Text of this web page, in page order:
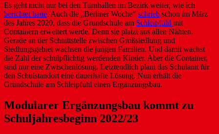
Es geht nicht nur bei den Turnhallen im Bezirk weiter, wie ich
berichtet hatte. Auch die „Berliner Woche“ schrieb schon im März
des Jahres 2020, dass die Grundschule am Schleipfuhl mit
Containern erweitert werde. Denn sie platzt aus allen Nähten.
Gerade an der Schnittstelle zwischen Großsiedlung und
Siedlungsgebiet wachsen die jungen Familien. Und damit wächst
die Zahl der schulpflichtig werdenden Kinder. Aber die Container,
sind nur eine Zwischenlösung. Letztendlich plant das Schulamt für
den Schulstandort eine dauerhafte Lösung. Nun erhält die
Grundschule am Schleipfuhl einen Ergänzungsbau.
Modularer Ergänzungsbau kommt zu
Schuljahresbeginn 2022/23